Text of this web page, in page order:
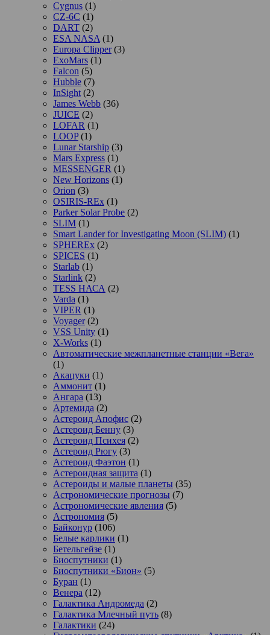
Cygnus (1)
CZ-6C (1)
DART (2)
ESA NASA (1)
Europa Clipper(3)
ExoMars (1)
Falcon (5)
Hubble (7)
InSight (2)
James Webb (36)
JUICE (2)
LOFAR (1)
LOOP(1)
Lunar Starship (3)
Mars Express (1)
MESSENGER (1)
New Horizons (1)
Orion (3)
OSIRIS-REx (1)
Parker Solar Probe (2)
SLIM (1)
Smart Lander for Investigating Moon (SLIM) (1)
SPHEREx (2)
SPICES (1)
Starlab (1)
Starlink (2)
TESS НАСА (2)
Varda (1)
VIPER (1)
Voyager(2)
VSS Unity (1)
X-Works (1)
Автоматические межпланетные станции «Вега»
(1)
Акацуки (1)
Аммонит (1)
Ангара (13)
Артемида (2)
Астероид Апофис (2)
Астероид Бенну (3)
Астероид Психея (2)
Астероид Рюгу (3)
Астероид Фаэтон (1)
Астероидная защита (1)
Астероиды и малые планеты (35)
Астрономические прогнозы (7)
Астрономические явления (5)
Астрономия (5)
Байконур (106)
Белые карлики (1)
Бетельгейзе (1)
Биоспутники (1)
Биоспутники «Бион» (5)
Буран (1)
Венера (12)
Галактика Андромеда (2)
Галактика Млечный путь (8)
Галактики (24)